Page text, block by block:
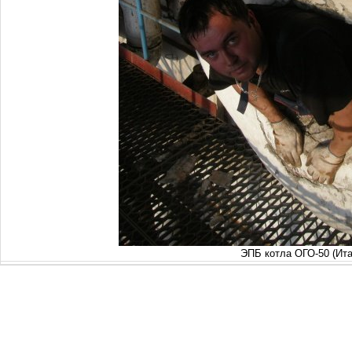
ЭПБ котла ОГО-50